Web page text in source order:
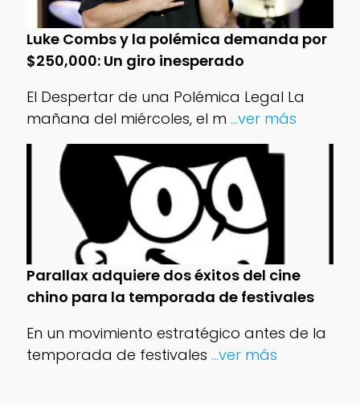
Luke Combs y la polémica demanda por
$250,000: Un giro inesperado
El Despertar de una Polémica Legal La
mañana del miércoles, el m ...ver más
Parallax adquiere dos éxitos del cine
chino para la temporada de festivales
En un movimiento estratégico antes de la
temporada de festivales ...ver más